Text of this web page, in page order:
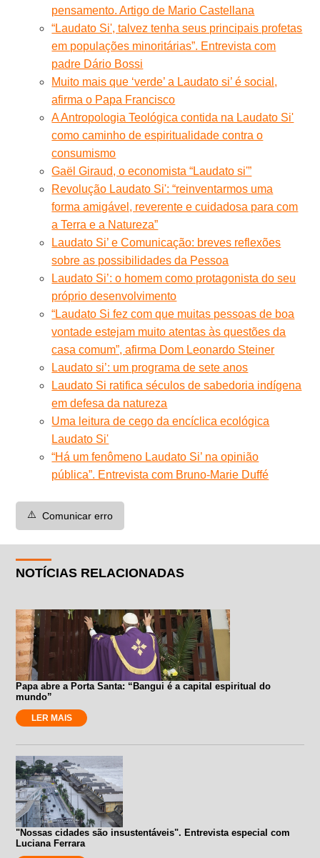
pensamento. Artigo de Mario Castellana
“Laudato Si', talvez tenha seus principais profetas
em populações minoritárias”. Entrevista com
padre Dário Bossi
Muito mais que ‘verde’ a Laudato si’ é social,
afirma o Papa Francisco
A Antropologia Teológica contida na Laudato Si'
como caminho de espiritualidade contra o
consumismo
Gaël Giraud, o economista “Laudato si'”
Revolução Laudato Si': “reinventarmos uma
forma amigável, reverente e cuidadosa para com
a Terra e a Natureza”
Laudato Si’ e Comunicação: breves reflexões
sobre as possibilidades da Pessoa
Laudato Si’: o homem como protagonista do seu
próprio desenvolvimento
“Laudato Si fez com que muitas pessoas de boa
vontade estejam muito atentas às questões da
casa comum”, afirma Dom Leonardo Steiner
Laudato si’: um programa de sete anos
Laudato Si ratifica séculos de sabedoria indígena
em defesa da natureza
Uma leitura de cego da encíclica ecológica
Laudato Si'
“Há um fenômeno Laudato Si’ na opinião
pública”. Entrevista com Bruno-Marie Duffé
⚠️ Comunicar erro
NOTÍCIAS RELACIONADAS
Papa abre a Porta Santa: “Bangui é a capital espiritual do
mundo”
LER MAIS
"Nossas cidades são insustentáveis". Entrevista especial com
Luciana Ferrara